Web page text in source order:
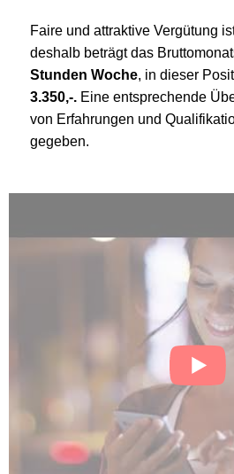
Faire und attraktive Vergütung
deshalb beträgt das
Stunden Woche, in dieser
3.350,-. Eine entsprechende
von Erfahrungen und
gegeben.